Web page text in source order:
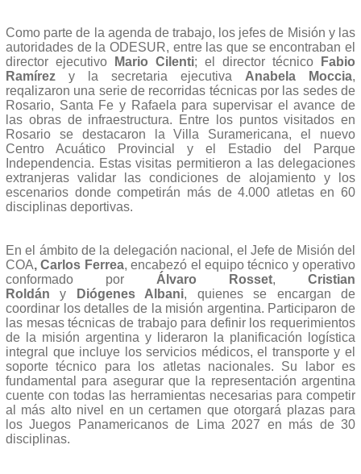
Como parte de la agenda de trabajo, los jefes de Misión y las
autoridades de la ODESUR, entre las que se encontraban el
director ejecutivo Mario Cilenti; el director técnico
Fabio
Ramírez y la secretaria ejecutiva Anabela Moccia,
reqalizaron una serie de recorridas técnicas por las sedes de
Rosario, Santa Fe y Rafaela para supervisar el avance de
las obras de infraestructura. Entre los puntos visitados en
Rosario se destacaron la Villa Suramericana, el nuevo
Centro Acuático Provincial y el Estadio del Parque
Independencia. Estas visitas permitieron a las delegaciones
extranjeras validar las condiciones de alojamiento y los
escenarios donde competirán más de 4.000 atletas en 60
disciplinas deportivas.
En el ámbito de la delegación nacional, el Jefe de Misión del
COA, Carlos Ferrea, encabezó el equipo técnico y operativo
conformado por Álvaro Rosset, Cristian
Roldán y Diógenes Albani, quienes se encargan de
coordinar los detalles de la misión argentina. Participaron de
las mesas técnicas de trabajo para definir los requerimientos
de la misión argentina y lideraron la planificación logística
integral que incluye los servicios médicos, el transporte y el
soporte técnico para los atletas nacionales. Su labor es
fundamental para asegurar que la representación argentina
cuente con todas las herramientas necesarias para competir
al más alto nivel en un certamen que otorgará plazas para
los Juegos Panamericanos de Lima 2027 en más de 30
disciplinas.